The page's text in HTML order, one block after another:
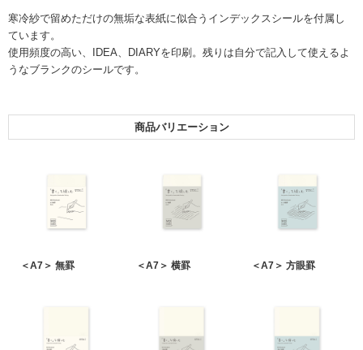
寒冷紗で留めただけの無垢な表紙に似合うインデックスシールを付属し
ています。
使用頻度の高い、IDEA、DIARYを印刷。残りは自分で記入して使えるよ
うなブランクのシールです。
商品バリエーション
＜A7＞ 無罫 ＜A7＞ 横罫 ＜A7＞ 方眼罫